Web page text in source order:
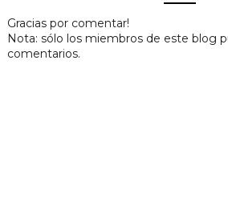
Gracias por comentar!
Nota: sólo los miembros de este blog
comentarios.